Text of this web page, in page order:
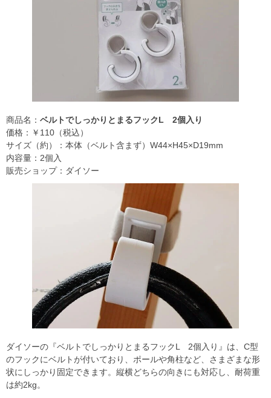
商品名： ベルトでしっかりとまるフックL 2個入り
価格：￥110（税込）
サイズ（約）：本体（ベルト含まず）W44×H45×D19mm
内容量：2個入
販売ショップ：ダイソー
ダイソーの『ベルトでしっかりとまるフックL 2個入り』は、C型
のフックにベルトが付いており、ポールや角柱など、さまざまな形
状にしっかり固定できます。縦横どちらの向きにも対応し、耐荷重
は約2kg。